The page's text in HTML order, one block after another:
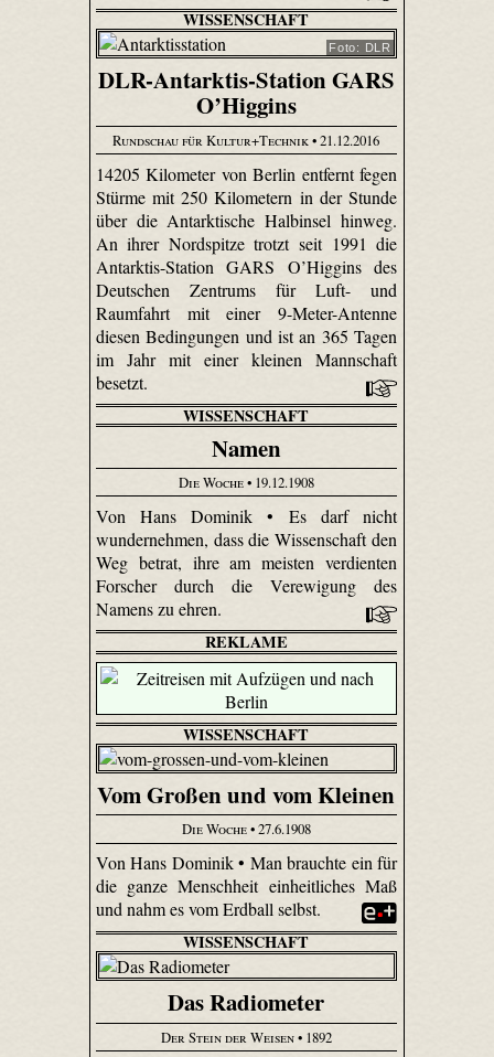
WISSENSCHAFT
Foto: DLR
DLR-Antarktis-Station GARS
O’Higgins
Rundschau für Kultur+Technik• 21.12.2016
14205 Kilometer von Berlin entfernt fegen
Stürme mit 250 Kilometern in der Stunde
über die Antarktische Halbinsel hinweg.
An ihrer Nordspitze trotzt seit 1991 die
Antarktis-Station GARS O’Higgins des
Deutschen Zentrums für Luft- und
Raumfahrt mit einer 9-Meter-Antenne
diesen Bedingungen und ist an 365 Tagen
im Jahr mit einer kleinen Mannschaft
besetzt.
WISSENSCHAFT
Namen
Die Woche• 19.12.1908
Von Hans Dominik • Es darf nicht
wundernehmen, dass die Wissenschaft den
Weg betrat, ihre am meisten verdienten
Forscher durch die Verewigung des
Namens zu ehren.
REKLAME
WISSENSCHAFT
Vom Großen und vom Kleinen
Die Woche• 27.6.1908
Von Hans Dominik • Man brauchte ein für
die ganze Menschheit einheitliches Maß
und nahm es vom Erdball selbst.
WISSENSCHAFT
Das Radiometer
Der Stein der Weisen• 1892